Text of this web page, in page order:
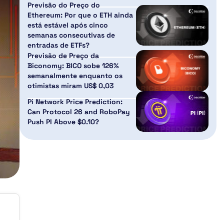
Previsão do Preço do
Ethereum: Por que o ETH ainda
está estável após cinco
semanas consecutivas de
entradas de ETFs?
Previsão de Preço da
Biconomy: BICO sobe 126%
semanalmente enquanto os
otimistas miram US$ 0,03
Pi Network Price Prediction:
Can Protocol 26 and RoboPay
Push PI Above $0.10?